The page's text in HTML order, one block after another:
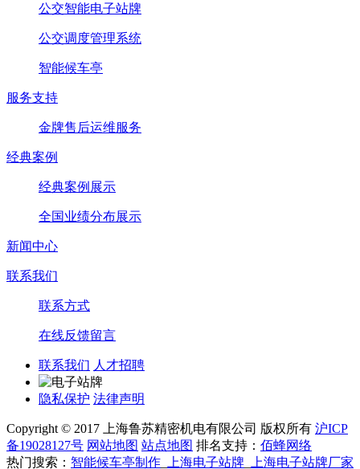
公交智能电子站牌
公交调度管理系统
智能候车亭
服务支持
金牌售后运维服务
经典案例
经典案例展示
全国业绩分布展示
新闻中心
联系我们
联系方式
在线反馈留言
联系我们 人才招聘
隐私保护 法律声明
Copyright © 2017 上海鲁苏精密机电有限公司 版权所有 沪ICP
备19028127号 网站地图 站点地图 排名支持： 佰蜂网络
热门搜索： 智能候车亭制作 上海电子站牌 上海电子站牌厂家